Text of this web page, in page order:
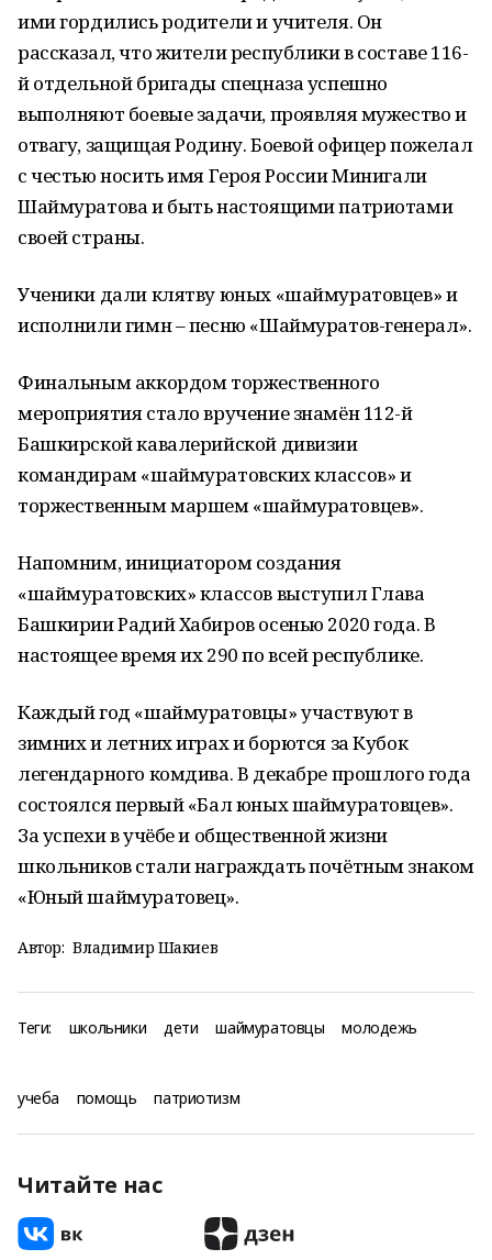
ими гордились родители и учителя. Он
рассказал, что жители республики в составе 116-
й отдельной бригады спецназа успешно
выполняют боевые задачи, проявляя мужество и
отвагу, защищая Родину. Боевой офицер пожелал
с честью носить имя Героя России Минигали
Шаймуратова и быть настоящими патриотами
своей страны.
Ученики дали клятву юных «шаймуратовцев» и
исполнили гимн – песню «Шаймуратов-генерал».
Финальным аккордом торжественного
мероприятия стало вручение знамён 112-й
Башкирской кавалерийской дивизии
командирам «шаймуратовских классов» и
торжественным маршем «шаймуратовцев».
Напомним, инициатором создания
«шаймуратовских» классов выступил Глава
Башкирии Радий Хабиров осенью 2020 года. В
настоящее время их 290 по всей республике.
Каждый год «шаймуратовцы» участвуют в
зимних и летних играх и борются за Кубок
легендарного комдива. В декабре прошлого года
состоялся первый «Бал юных шаймуратовцев».
За успехи в учёбе и общественной жизни
школьников стали награждать почётным знаком
«Юный шаймуратовец».
Автор: Владимир Шакиев
Теги: школьники дети шаймуратовцы молодежь
учеба помощь патриотизм
Читайте нас